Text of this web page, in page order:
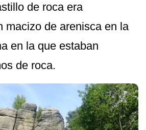
de roca era
macizo de arenisca en la
en la que estaban
de roca.